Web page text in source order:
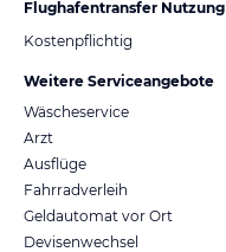
Flughafentransfer Nutzung
Kostenpflichtig
Weitere Serviceangebote
Wäscheservice
Arzt
Ausflüge
Fahrradverleih
Geldautomat vor Ort
Devisenwechsel